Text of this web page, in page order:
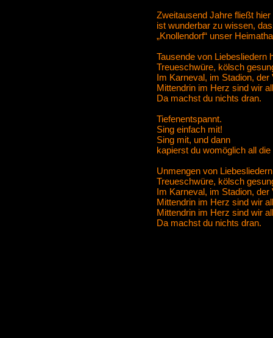
Zweitausend Jahre fließt
ist wunderbar zu wissen,
„Knollendorf“ unser
Tausende von Liebesliedern
Treueschwüre, kölsch
Im Karneval, im Stadion, der
Mittendrin im Herz sind wir
Da machst du nichts dran.
Tiefenentspannt.
Sing einfach mit!
Sing mit, und dann
kapierst du womöglich all die
Unmengen von
Treueschwüre, kölsch
Im Karneval, im Stadion, der
Mittendrin im Herz sind wir
Mittendrin im Herz sind wir
Da machst du nichts dran.